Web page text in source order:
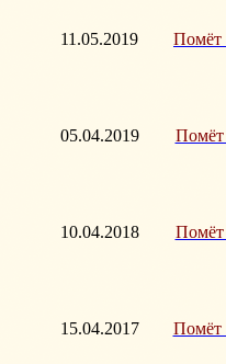
11.05.2019 Помёт
05.04.2019
10.04.2018
15.04.2017 Помёт